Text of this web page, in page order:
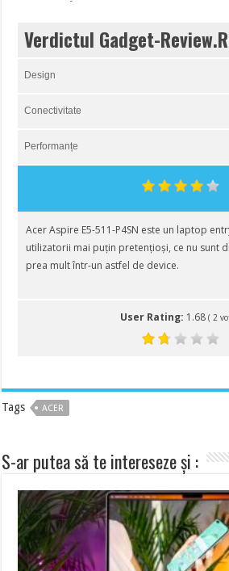
Verdictul Gadget-
Design
Conectivitate
Performanțe
Acer Aspire E5-511-P4SN este un laptop
utilizatorii mai puțin pretențioși, ce nu sunt
prea mult într-un astfel de device.
User Rating: 1.68 ( 2
Tags ACER
S-ar putea să te intereseze și :